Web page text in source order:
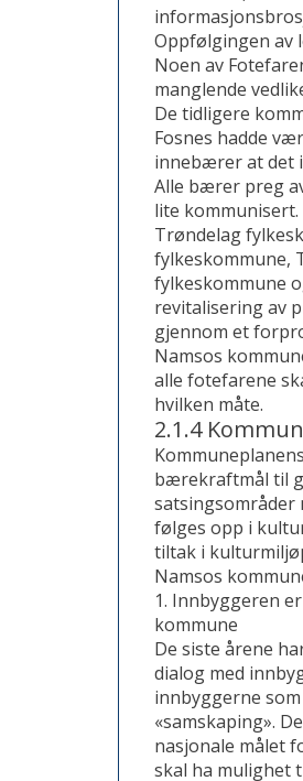
Oppfølgingen av
Noen av
manglende
De tidligere
Fosnes hadde
innebærer at det
Alle bærer preg
lite kommunisert.
Trøndelag
fylkeskommune,
fylkeskommune
revitalisering av
gjennom et
Namsos
alle fotefarene
hvilken måte.
2.1.4
bærekraftmål til
satsingsområder
følges opp i
tiltak i
Namsos
1. Innbyggeren
kommune
De siste årene
dialog med
innbyggerne
«samskaping».
nasjonale målet
skal ha mulighet